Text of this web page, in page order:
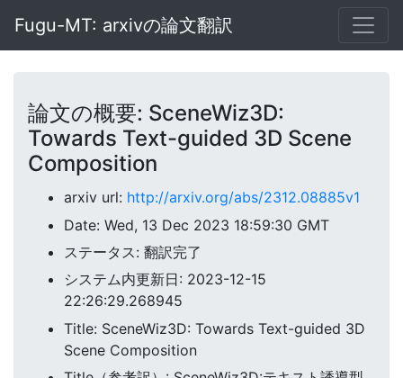
Fugu-MT: arxivの論文翻訳
論文の概要: SceneWiz3D:
Towards Text-guided 3D Scene
Composition
arxiv url: http://arxiv.org/abs/2312.08885v1
Date: Wed, 13 Dec 2023 18:59:30 GMT
ステータス: 翻訳完了
システム内更新日: 2023-12-15
22:26:29.268945
Title: SceneWiz3D: Towards Text-guided 3D
Scene Composition